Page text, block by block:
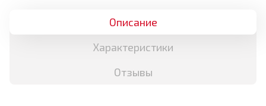
Описание
Характеристики
Отзывы